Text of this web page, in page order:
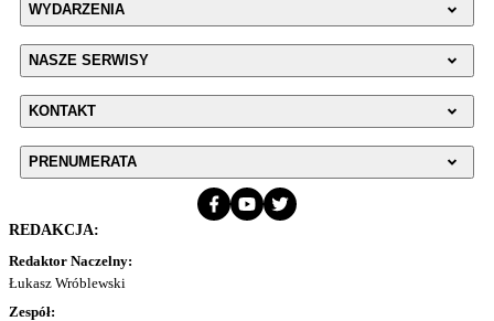
WYDARZENIA
NASZE SERWISY
KONTAKT
PRENUMERATA
REDAKCJA:
Redaktor Naczelny:
Łukasz Wróblewski
Zespół: